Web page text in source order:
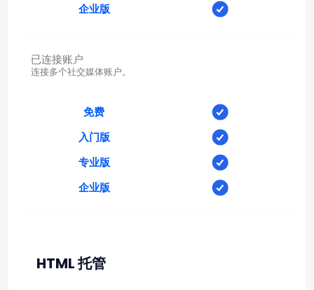
企业版
已连接账户
连接多个社交媒体账户。
免费
入门版
专业版
企业版
HTML 托管